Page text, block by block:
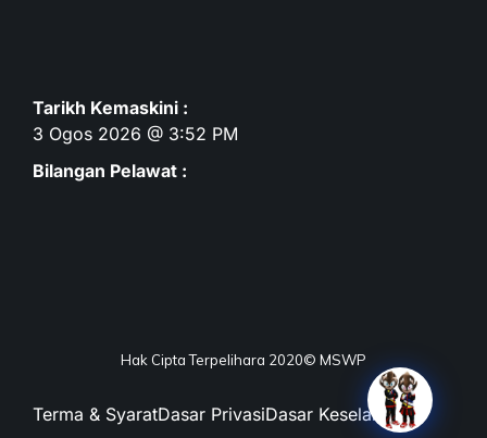
Tarikh Kemaskini :
3 Ogos 2026 @ 3:52 PM
Bilangan Pelawat :
Hak Cipta Terpelihara 2020© MSWP
Terma & SyaratDasar PrivasiDasar Keselamatan